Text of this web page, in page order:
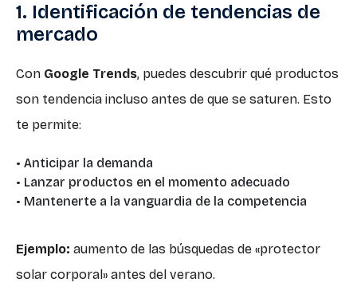
1. Identificación de tendencias de
mercado
Con Google Trends, puedes descubrir qué productos
son tendencia incluso antes de que se saturen. Esto
te permite:
• Anticipar la demanda
• Lanzar productos en el momento adecuado
• Mantenerte a la vanguardia de la competencia
Ejemplo: aumento de las búsquedas de «protector
solar corporal» antes del verano.